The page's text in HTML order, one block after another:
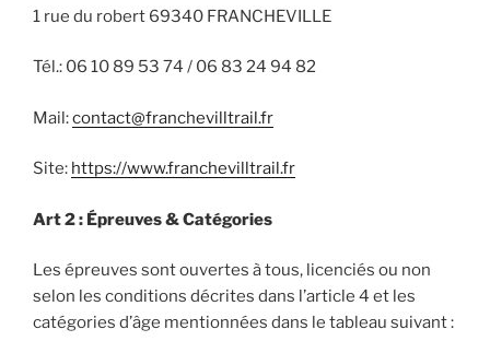
1 rue du robert 69340 FRANCHEVILLE
Tél.: 06 10 89 53 74 / 06 83 24 94 82
Mail:contact@franchevilltrail.fr
Site: https://www.franchevilltrail.fr
Art 2 : Épreuves & Catégories
Les épreuves sont ouvertes à tous, licenciés ou non
selon les conditions décrites dans l’article 4 et les
catégories d’âge mentionnées dans le tableau suivant :